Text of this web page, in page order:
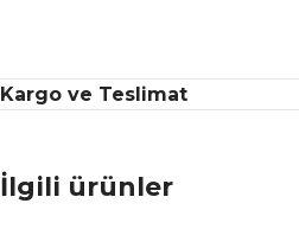
Kargo ve Teslimat
İlgili ürünler